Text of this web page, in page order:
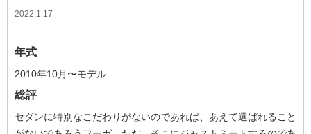
2022.1.17
年式
2010年10月〜モデル
総評
セダンに特別なこだわりがないのであれば、あえて選ばれること